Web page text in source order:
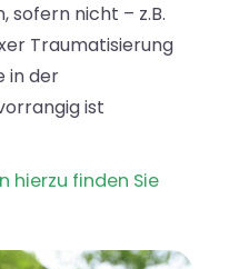
sofern nicht – z.B.
Traumatisierung
in der
ist
hierzu finden Sie